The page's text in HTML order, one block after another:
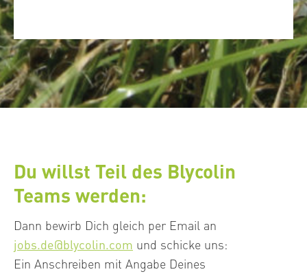
Du willst Teil des Blycolin
Teams werden:
Dann bewirb Dich gleich per Email an
jobs.de@blycolin.com und schicke uns:
Ein Anschreiben mit Angabe Deines